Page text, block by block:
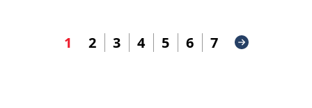
1 2 3 4 5 6 7